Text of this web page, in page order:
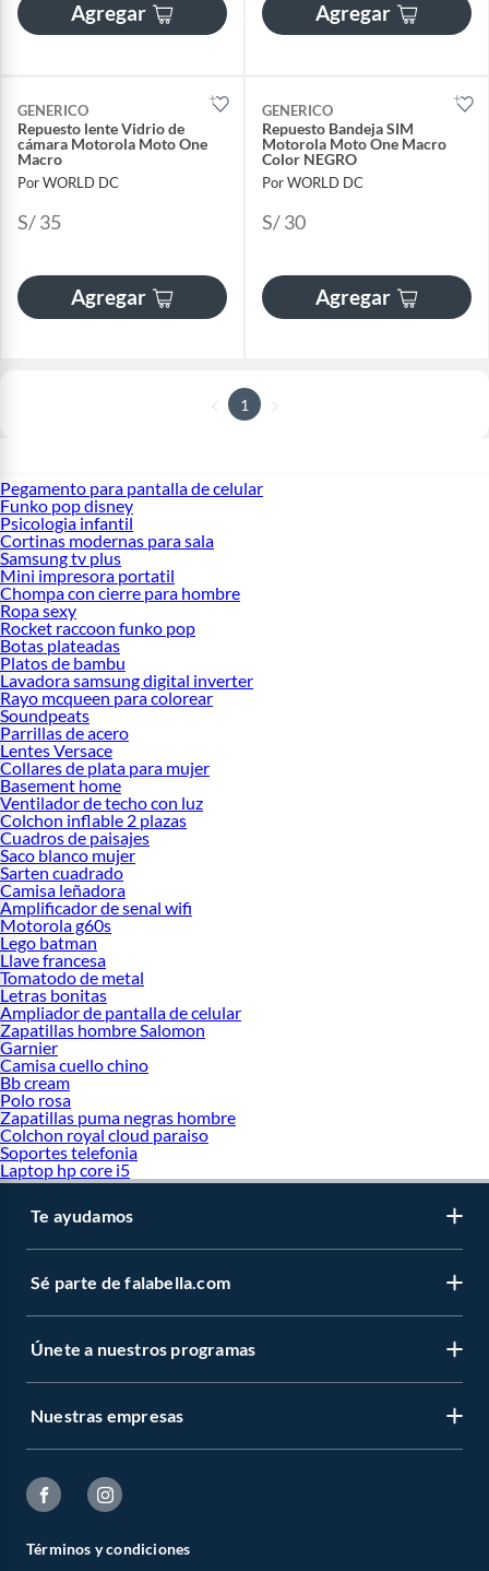
Agregar Agregar
GENERICO
Repuesto lente Vidrio de
cámara Motorola Moto One
Macro
Por WORLD DC
S/ 35
Agregar
GENERICO
Repuesto Bandeja SIM
Motorola Moto One Macro
Color NEGRO
Por WORLD DC
S/ 30
Agregar
1
Pegamento para pantalla de celular
Funko pop disney
Psicologia infantil
Cortinas modernas para sala
Samsung tv plus
Mini impresora portatil
Chompa con cierre para hombre
Ropa sexy
Rocket raccoon funko pop
Botas plateadas
Platos de bambu
Lavadora samsung digital inverter
Rayo mcqueen para colorear
Soundpeats
Parrillas de acero
Lentes Versace
Collares de plata para mujer
Basement home
Ventilador de techo con luz
Colchon inflable 2 plazas
Cuadros de paisajes
Saco blanco mujer
Sarten cuadrado
Camisa leñadora
Amplificador de senal wifi
Motorola g60s
Lego batman
Llave francesa
Tomatodo de metal
Letras bonitas
Ampliador de pantalla de celular
Zapatillas hombre Salomon
Garnier
Camisa cuello chino
Bb cream
Polo rosa
Zapatillas puma negras hombre
Colchon royal cloud paraiso
Soportes telefonia
Laptop hp core i5
Te ayudamos
Sé parte de falabella.com
Únete a nuestros programas
Nuestras empresas
Términos y condiciones